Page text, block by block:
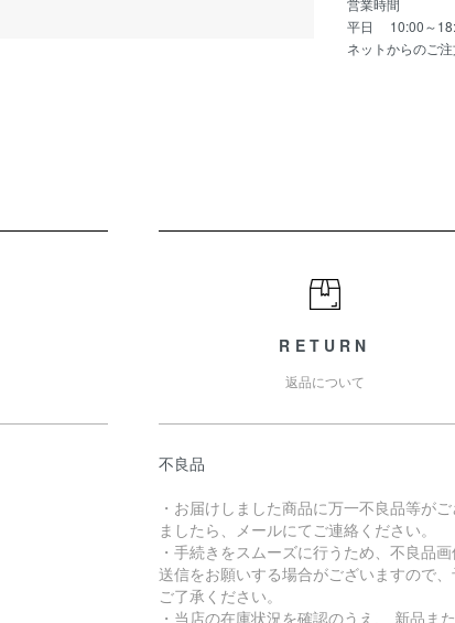
営業時間
平日 10:00～
ネットからのご
RETURN
返品について
不良品
・お届けしました商品に万一不良品等が
ましたら、メールにてご連絡ください。
・手続きをスムーズに行うため、不良品
送信をお願いする場合がございますので、
ご了承ください。
・当店の在庫状況を確認のうえ、 新品ま